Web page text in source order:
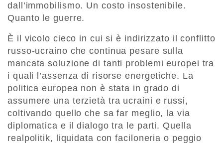
dall’immobilismo. Un costo insostenibile.
Quanto le guerre.
È il vicolo cieco in cui si è indirizzato il conflitto
russo-ucraino che continua pesare sulla
mancata soluzione di tanti problemi europei tra
i quali l’assenza di risorse energetiche. La
politica europea non è stata in grado di
assumere una terzietà tra ucraini e russi,
coltivando quello che sa far meglio, la via
diplomatica e il dialogo tra le parti. Quella
realpolitik, liquidata con faciloneria o peggio